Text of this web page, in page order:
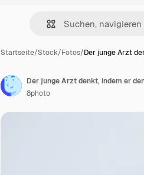
Startseite/Stock/Fotos/Der junge Arzt
8photo